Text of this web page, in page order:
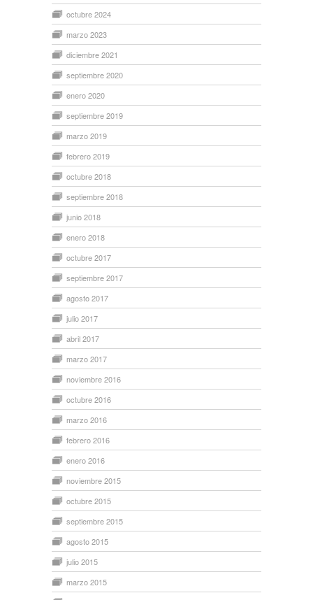
octubre 2024
marzo 2023
diciembre 2021
septiembre 2020
enero 2020
septiembre 2019
marzo 2019
febrero 2019
octubre 2018
septiembre 2018
junio 2018
enero 2018
octubre 2017
septiembre 2017
agosto 2017
julio 2017
abril 2017
marzo 2017
noviembre 2016
octubre 2016
marzo 2016
febrero 2016
enero 2016
noviembre 2015
octubre 2015
septiembre 2015
agosto 2015
julio 2015
marzo 2015